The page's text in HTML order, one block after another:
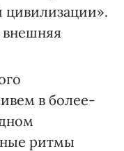
цивилизации».
внешняя
в более-
ритмы